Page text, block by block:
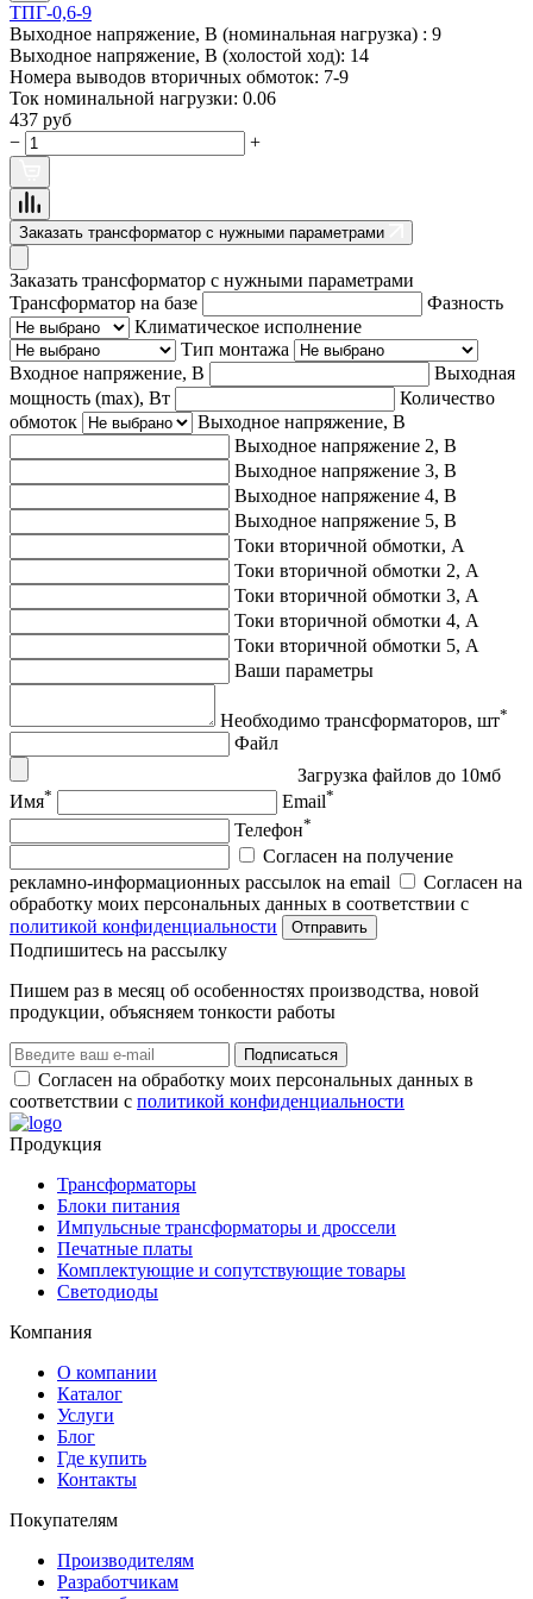
ТПГ-0,6-9
Выходное напряжение, В (номинальная нагрузка) : 9
Выходное напряжение, В (холостой ход): 14
Номера выводов вторичных обмоток: 7-9
Ток номинальной нагрузки: 0.06
437 руб
−
+
Заказать трансформатор с нужными параметрами
Заказать трансформатор с нужными параметрами
Трансформатор на базе
Фазность
Климатическое исполнение
Тип монтажа
Входное напряжение, В
Выходная
мощность (max), Вт
Количество
обмоток
Выходное напряжение, В
Выходное напряжение 2, В
Выходное напряжение 3, В
Выходное напряжение 4, В
Выходное напряжение 5, В
Токи вторичной обмотки, А
Токи вторичной обмотки 2, А
Токи вторичной обмотки 3, А
Токи вторичной обмотки 4, А
Токи вторичной обмотки 5, А
Ваши параметры
Необходимо трансформаторов, шт*
Файл
Загрузка файлов до 10мб
Имя* Email*
Телефон*
Согласен на получение
рекламно-информационных рассылок на email
Согласен на
обработку моих персональных данных в соответствии с
политикой конфиденциальности
Отправить
Подпишитеcь на рассылку
Пишем раз в месяц об особенностях производства, новой
продукции, объясняем тонкости работы
Подписаться
Согласен на обработку моих персональных данных в
соответствии с политикой конфиденциальности
Продукция
Трансформаторы
Блоки питания
Импульсные трансформаторы и дроссели
Печатные платы
Комплектующие и сопутствующие товары
Светодиоды
Компания
О компании
Каталог
Услуги
Блог
Где купить
Контакты
Покупателям
Производителям
Разработчикам